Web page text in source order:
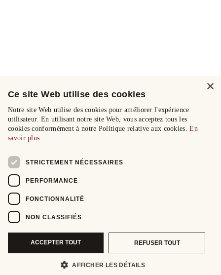
×
Ce site Web utilise des cookies
Notre site Web utilise des cookies pour améliorer l'expérience
utilisateur. En utilisant notre site Web, vous acceptez tous les
cookies conformément à notre Politique relative aux cookies.En
savoir plus
STRICTEMENT NÉCESSAIRES
PERFORMANCE
FONCTIONNALITÉ
NON CLASSIFIÉS
ACCEPTER TOUT REFUSER TOUT
AFFICHER LES DÉTAILS